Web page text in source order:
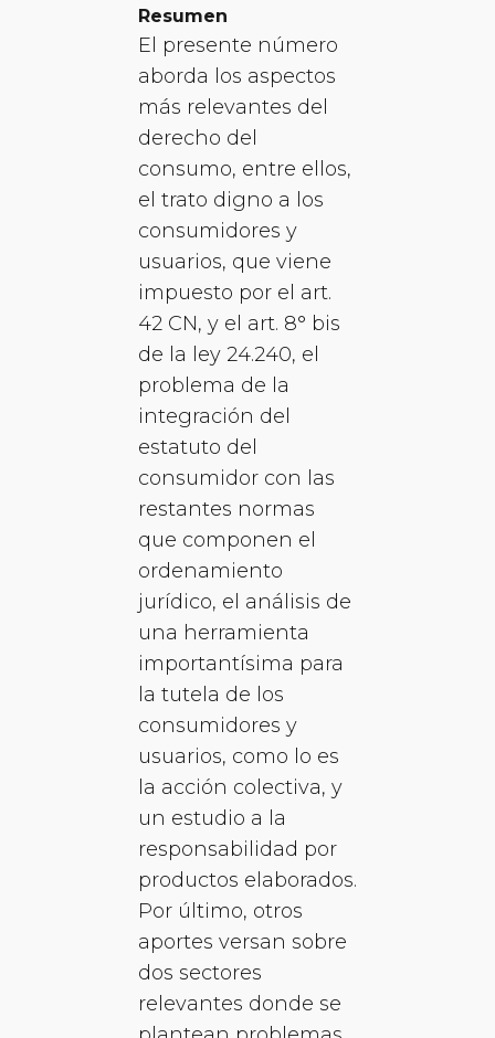
Resumen
El presente número
aborda los aspectos
más relevantes del
derecho del
consumo, entre ellos,
el trato digno a los
consumidores y
usuarios, que viene
impuesto por el art.
42 CN, y el art. 8° bis
de la ley 24.240, el
problema de la
integración del
estatuto del
consumidor con las
restantes normas
que componen el
ordenamiento
jurídico, el análisis de
una herramienta
importantísima para
la tutela de los
consumidores y
usuarios, como lo es
la acción colectiva, y
un estudio a la
responsabilidad por
productos elaborados.
Por último, otros
aportes versan sobre
dos sectores
relevantes donde se